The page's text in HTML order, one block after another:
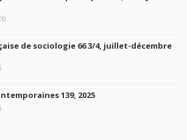
de sociologie 66 3/4, juillet-décembre
139, 2025